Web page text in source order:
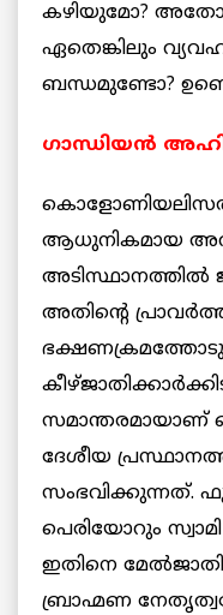
കഴിയുമോ? അതോ
ഏതെങ്കിലും
ബന്ധമുണ്ടോ?
ഗാന്ധിയന്‍
ആധുനികമായ
അടിസ്ഥാനത്തില്‍
അതിന്റെ
ദേശീയ
സംഭവിക്കുന്നത്.
പെരിയോറും
ഇതിനെ
ബ്രാഹ്മണ